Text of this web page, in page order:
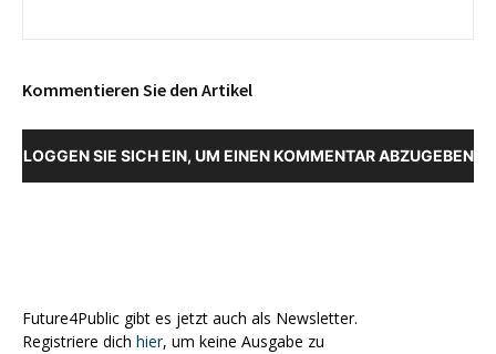
Kommentieren Sie den Artikel
LOGGEN SIE SICH EIN, UM EINEN KOMMENTAR ABZUGEBEN
Future4Public gibt es jetzt auch als Newsletter.
Registriere dich hier, um keine Ausgabe zu